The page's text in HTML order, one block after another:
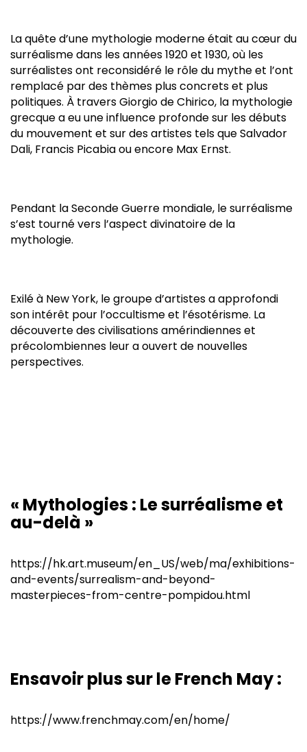
La quête d’une mythologie moderne était au cœur du
surréalisme dans les années 1920 et 1930, où les
surréalistes ont reconsidéré le rôle du mythe et l’ont
remplacé par des thèmes plus concrets et plus
politiques. À travers Giorgio de Chirico, la mythologie
grecque a eu une influence profonde sur les débuts
du mouvement et sur des artistes tels que Salvador
Dali, Francis Picabia ou encore Max Ernst.
Pendant la Seconde Guerre mondiale, le surréalisme
s’est tourné vers l’aspect divinatoire de la
mythologie.
Exilé à New York, le groupe d’artistes a approfondi
son intérêt pour l’occultisme et l’ésotérisme. La
découverte des civilisations amérindiennes et
précolombiennes leur a ouvert de nouvelles
perspectives.
« Mythologies : Le surréalisme et
au-delà »
https://hk.art.museum/en_US/web/ma/exhibitions-
and-events/surrealism-and-beyond-
masterpieces-from-centre-pompidou.html
Ensavoir plus sur le French May :
https://www.frenchmay.com/en/home/